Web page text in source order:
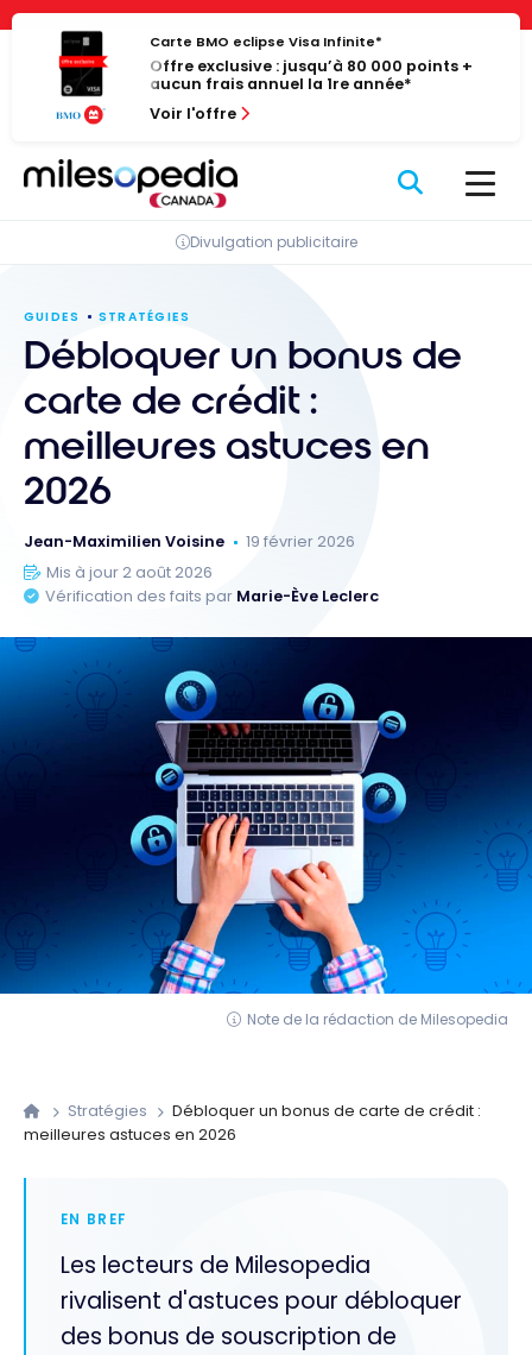
Panneau de gestion des cookies
Passer
contenu
Carte BMO eclipse Visa Infinite*
Offre exclusive : jusqu’à 80 000 points +
aucun frais annuel la 1re année*
Voir l'offre
Divulgation publicitaire
GUIDES STRATÉGIES
Débloquer un bonus de
carte de crédit :
meilleures astuces en
2026
Jean-Maximilien Voisine
19 février 2026
Mis à jour 2 août 2026
Vérification des faits par Marie-Ève Leclerc
Note de la rédaction de Milesopedia
Stratégies
Débloquer un bonus de carte de crédit :
meilleures astuces en 2026
EN BREF
Les lecteurs de Milesopedia
rivalisent d'astuces pour débloquer
des bonus de souscription de